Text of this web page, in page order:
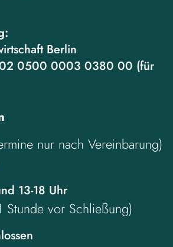
Berlin
0500 0003 0380 00 (für
nur nach Vereinbarung)
13-18 Uhr
Stunde vor Schließung)